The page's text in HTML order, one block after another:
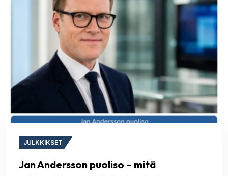
JULKKIKSET
Jan Andersson puoliso – mitä